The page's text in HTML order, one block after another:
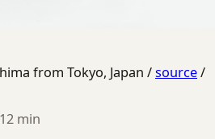
from Tokyo, Japan /source/
min